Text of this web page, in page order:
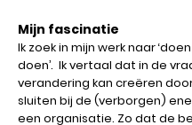
Mijn fascinatie
Ik zoek in mijn werk naar
doen’. Ik vertaal dat in de
verandering kan creëren
sluiten bij de (verborgen)
een organisatie. Zo dat de